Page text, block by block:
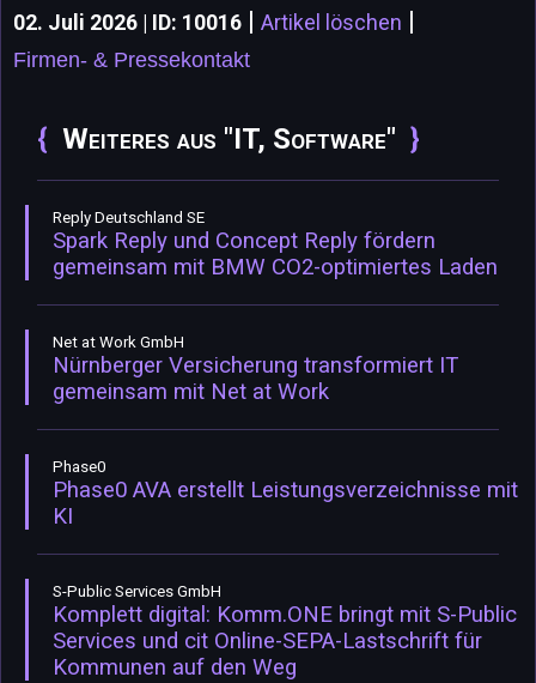
02. Juli 2026 | ID: 10016 Artikel löschen
Firmen- & Pressekontakt
Weiteres aus "IT, Software"
Reply Deutschland SE
Spark Reply und Concept Reply fördern
gemeinsam mit BMW CO2-optimiertes Laden
Net at Work GmbH
Nürnberger Versicherung transformiert IT
gemeinsam mit Net at Work
Phase0
Phase0 AVA erstellt Leistungsverzeichnisse mit
KI
S-Public Services GmbH
Komplett digital: Komm.ONE bringt mit S-Public
Services und cit Online-SEPA-Lastschrift für
Kommunen auf den Weg